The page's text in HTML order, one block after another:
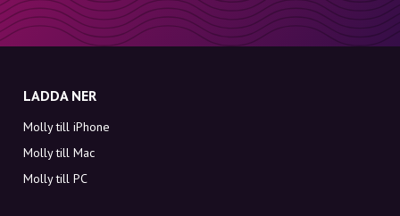
LADDA NER
Molly till iPhone
Molly till Mac
Molly till PC